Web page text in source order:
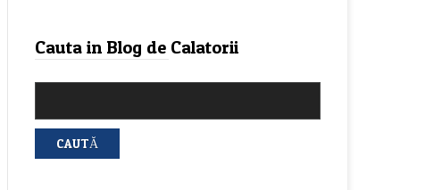
Cauta in Blog de Calatorii